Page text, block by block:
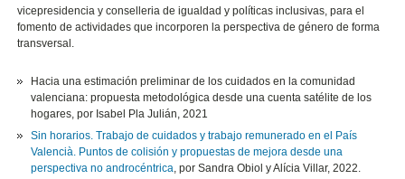
vicepresidencia y conselleria de igualdad y políticas inclusivas, para el
fomento de actividades que incorporen la perspectiva de género de forma
transversal.
Hacia una estimación preliminar de los cuidados en la comunidad
valenciana: propuesta metodológica desde una cuenta satélite de los
hogares, por Isabel Pla Julián, 2021
Sin horarios. Trabajo de cuidados y trabajo remunerado en el País
Valencià. Puntos de colisión y propuestas de mejora desde una
perspectiva no androcéntrica, por Sandra Obiol y Alícia Villar, 2022.